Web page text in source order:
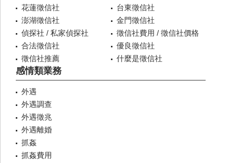
花蓮徵信社
台東徵信社
澎湖徵信社
金門徵信社
偵探社 / 私家偵探社
徵信社費用 / 徵信社價格
合法徵信社
優良徵信社
徵信社推薦
什麼是徵信社
感情類業務
外遇
外遇調查
外遇徵兆
外遇離婚
抓姦
抓姦費用